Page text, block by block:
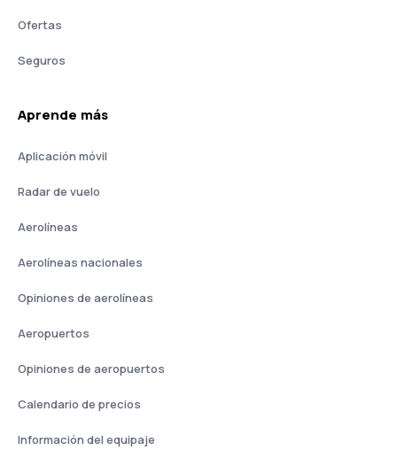
Ofertas
Seguros
Aprende más
Aplicación móvil
Radar de vuelo
Aerolíneas
Aerolíneas nacionales
Opiniones de aerolíneas
Aeropuertos
Opiniones de aeropuertos
Calendario de precios
Información del equipaje